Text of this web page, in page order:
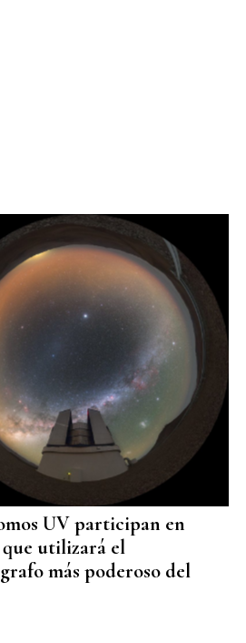
UV participan en
utilizará el
más poderoso del